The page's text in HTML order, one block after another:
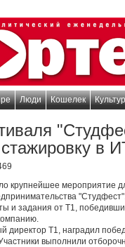
Люди Кошелек
в
крупнейшее мероприятие
и задания от Т1,
директор Т1, наградил
выполнили